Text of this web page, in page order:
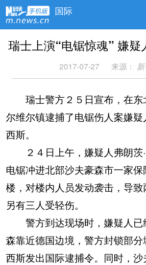
国际
瑞士上演“电锯惊魂” 嫌疑
2017-07-27 来源：
瑞士警方２５日宣布，在东
尔维尔镇逮捕了电锯伤人案嫌疑
西斯。
２４日上午，嫌疑人弗朗茨
电锯冲进北部沙夫豪森市一家
楼，对楼内人员发动袭击，导致
另有三人受轻伤。
警方到达现场时，嫌疑人已
森靠近德国边境，警方封锁部
西斯发出国际逮捕令。同时，